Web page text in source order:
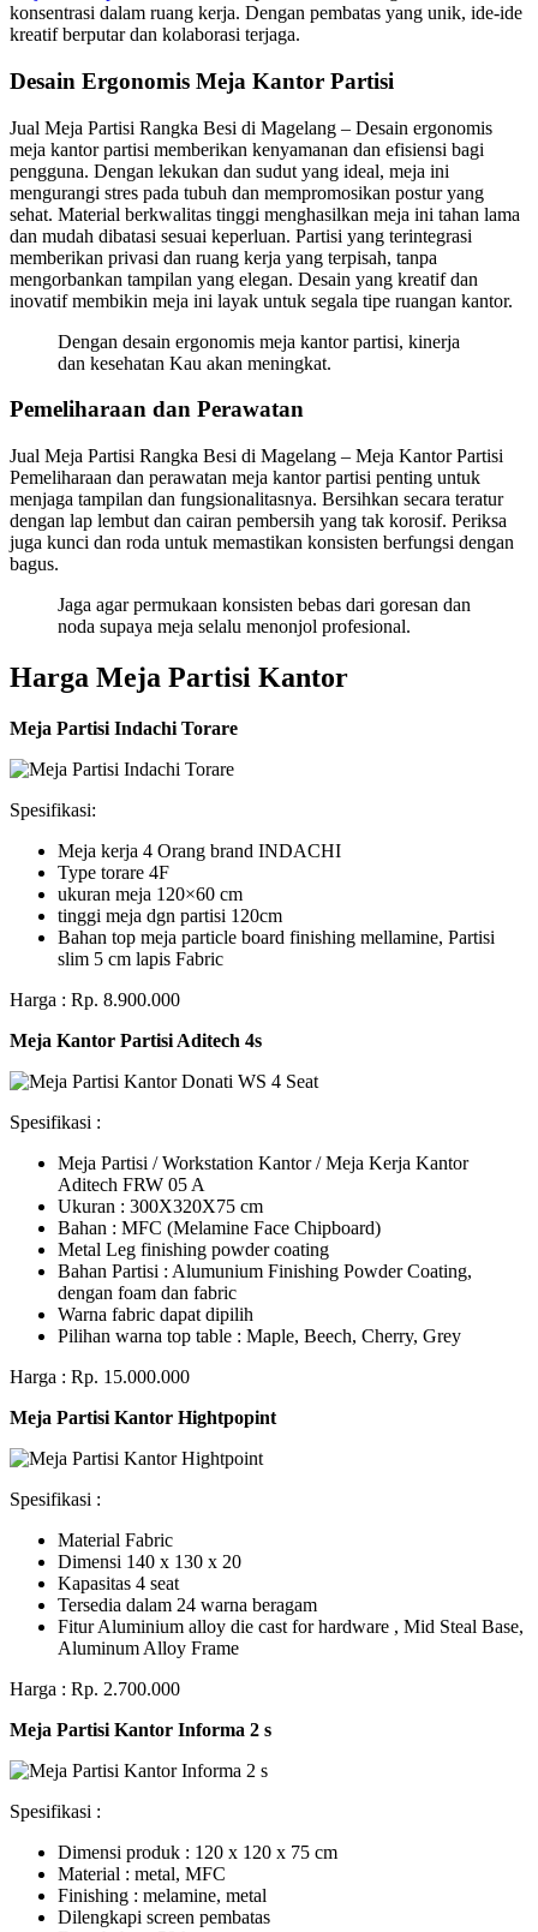
konsentrasi dalam ruang kerja. Dengan pembatas yang unik, ide-ide
kreatif berputar dan kolaborasi terjaga.
Desain Ergonomis Meja Kantor Partisi
Jual Meja Partisi Rangka Besi di Magelang – Desain ergonomis
meja kantor partisi memberikan kenyamanan dan efisiensi bagi
pengguna. Dengan lekukan dan sudut yang ideal, meja ini
mengurangi stres pada tubuh dan mempromosikan postur yang
sehat. Material berkwalitas tinggi menghasilkan meja ini tahan lama
dan mudah dibatasi sesuai keperluan. Partisi yang terintegrasi
memberikan privasi dan ruang kerja yang terpisah, tanpa
mengorbankan tampilan yang elegan. Desain yang kreatif dan
inovatif membikin meja ini layak untuk segala tipe ruangan kantor.
Dengan desain ergonomis meja kantor partisi, kinerja
dan kesehatan Kau akan meningkat.
Pemeliharaan dan Perawatan
Jual Meja Partisi Rangka Besi di Magelang – Meja Kantor Partisi
Pemeliharaan dan perawatan meja kantor partisi penting untuk
menjaga tampilan dan fungsionalitasnya. Bersihkan secara teratur
dengan lap lembut dan cairan pembersih yang tak korosif. Periksa
juga kunci dan roda untuk memastikan konsisten berfungsi dengan
bagus.
Jaga agar permukaan konsisten bebas dari goresan dan
noda supaya meja selalu menonjol profesional.
Harga Meja Partisi Kantor
Meja Partisi Indachi Torare
Spesifikasi:
Meja kerja 4 Orang brand INDACHI
Type torare 4F
ukuran meja 120×60 cm
tinggi meja dgn partisi 120cm
Bahan top meja particle board finishing mellamine, Partisi
slim 5 cm lapis Fabric
Harga : Rp. 8.900.000
Meja Kantor Partisi Aditech 4s
Spesifikasi :
Meja Partisi / Workstation Kantor / Meja Kerja Kantor
Aditech FRW 05 A
Ukuran : 300X320X75 cm
Bahan : MFC (Melamine Face Chipboard)
Metal Leg finishing powder coating
Bahan Partisi : Alumunium Finishing Powder Coating,
dengan foam dan fabric
Warna fabric dapat dipilih
Pilihan warna top table : Maple, Beech, Cherry, Grey
Harga : Rp. 15.000.000
Meja Partisi Kantor Hightpopint
Spesifikasi :
Material Fabric
Dimensi 140 x 130 x 20
Kapasitas 4 seat
Tersedia dalam 24 warna beragam
Fitur Aluminium alloy die cast for hardware , Mid Steal Base,
Aluminum Alloy Frame
Harga : Rp. 2.700.000
Meja Partisi Kantor Informa 2 s
Spesifikasi :
Dimensi produk : 120 x 120 x 75 сm
Mаtеrіаl : metal, MFC
Fіnіѕhіng : melamine, metal
Dіlеngkарі ѕсrееn pembatas